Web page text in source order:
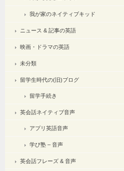
我が家のネイティブキッド
ニュース & 記事の英語
映画・ドラマの英語
未分類
留学生時代の(旧)ブログ
留学手続き
英会話ネイティブ音声
アプリ英語音声
学び塾 – 音声
英会話フレーズ & 音声